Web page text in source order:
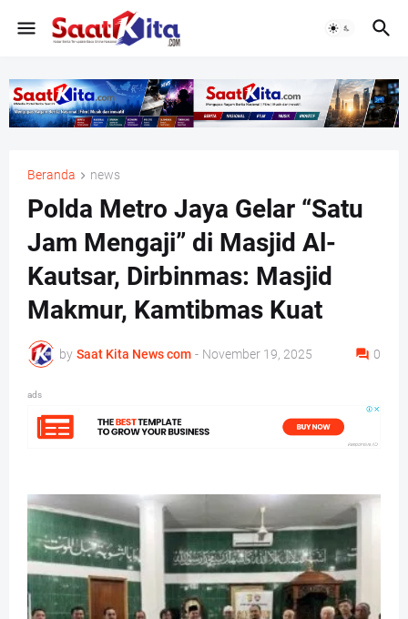
Beranda news
Polda Metro Jaya Gelar “Satu
Jam Mengaji” di Masjid Al-
Kautsar, Dirbinmas: Masjid
Makmur, Kamtibmas Kuat
by Saat Kita News com - November 19, 2025 0
ads